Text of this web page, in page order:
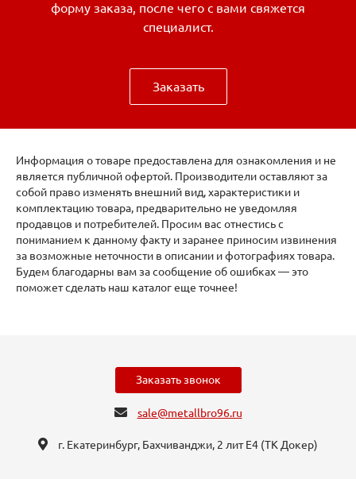
форму заказа, после чего с вами свяжется
специалист.
Заказать
Информация о товаре предоставлена для ознакомления и не
является публичной офертой. Производители оставляют за
собой право изменять внешний вид, характеристики и
комплектацию товара, предварительно не уведомляя
продавцов и потребителей. Просим вас отнестись с
пониманием к данному факту и заранее приносим извинения
за возможные неточности в описании и фотографиях товара.
Будем благодарны вам за сообщение об ошибках — это
поможет сделать наш каталог еще точнее!
Заказать звонок
sale@metallbro96.ru
г. Екатеринбург, ​Бахчиванджи, 2 лит Е4 (ТК Докер​)